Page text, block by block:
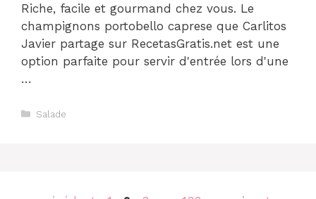
Riche, facile et gourmand chez vous. Le
champignons portobello caprese que Carlitos
Javier partage sur RecetasGratis.net est une
option parfaite pour servir d'entrée lors d'une
…
Catégories
Salade